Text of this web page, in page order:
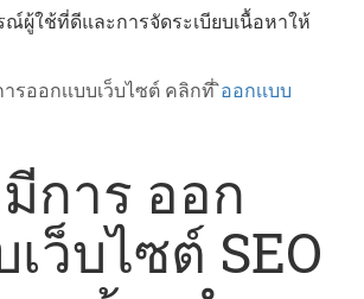
ผู้ใช้ที่ดีและการจัดระเบียบเนื้อหาให้
รออกเเบบเว็บไซต์ คลิกที่ิออกเเบบ
การ ออก
เว็บไซต์ SEO